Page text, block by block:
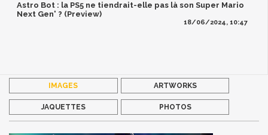
Astro Bot : la PS5 ne tiendrait-elle pas là son Super Mario
Next Gen' ? (Preview)
18/06/2024, 10:47
IMAGES ARTWORKS
JAQUETTES PHOTOS